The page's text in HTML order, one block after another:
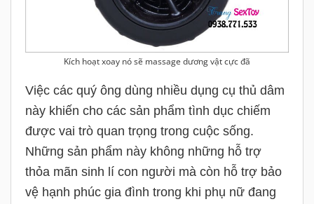
Kích hoạt xoay nó sẽ massage dương vật cực đã
Việc các quý ông dùng nhiều dụng cụ thủ dâm
này khiến cho các sản phẩm tình dục chiếm
được vai trò quan trọng trong cuộc sống.
Những sản phẩm này không những hỗ trợ
thỏa mãn sinh lí con người mà còn hỗ trợ bảo
vệ hạnh phúc gia đình trong khi phụ nữ đang